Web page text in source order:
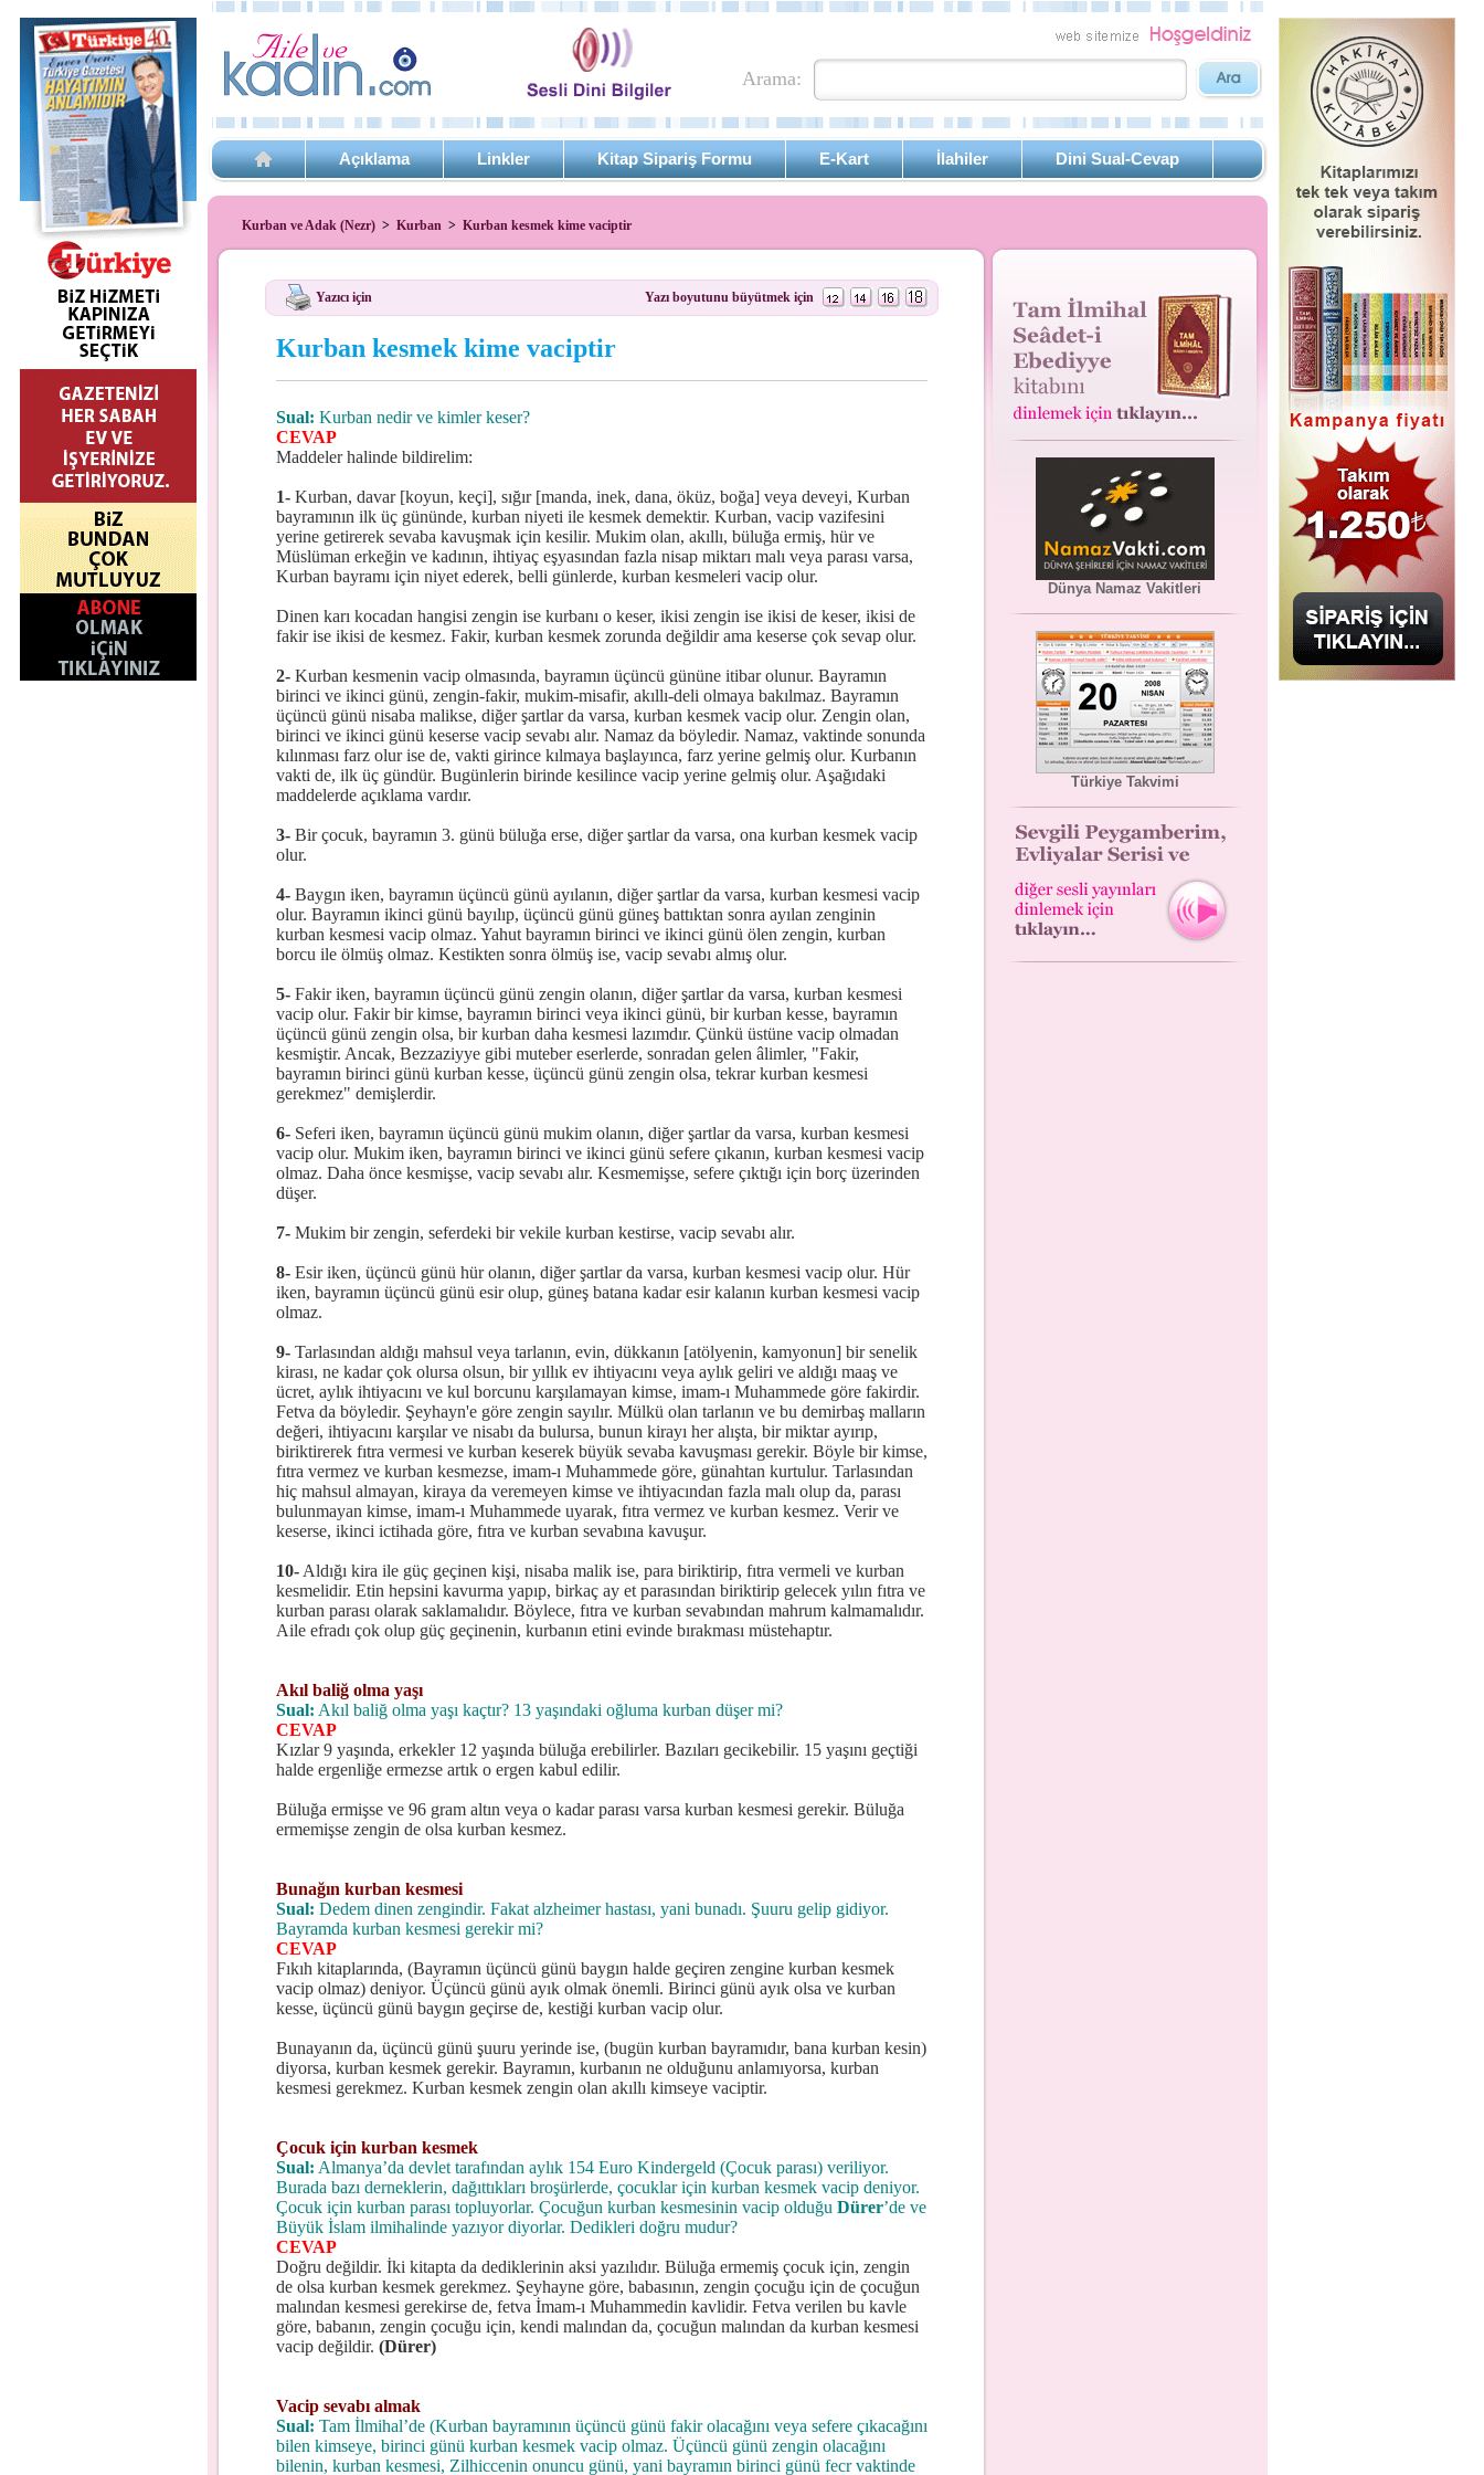
Arama:
Açıklama Linkler Kitap Sipariş Formu E-Kart İlahiler Dini Sual-Cevap
Kurban ve Adak (Nezr) > Kurban > Kurban kesmek kime vaciptir
Yazıcı için Yazı boyutunu büyütmek için
Kurban kesmek kime vaciptir
Sual: Kurban nedir ve kimler keser?
CEVAP
Maddeler halinde bildirelim:
1-Kurban, davar [koyun, keçi], sığır [manda, inek, dana, öküz, boğa] veya deveyi, Kurban
bayramının ilk üç gününde, kurban niyeti ile kesmek demektir. Kurban, vacip vazifesini
yerine getirerek sevaba kavuşmak için kesilir. Mukim olan, akıllı, büluğa ermiş, hür ve
Müslüman erkeğin ve kadının, ihtiyaç eşyasından fazla nisap miktarı malı veya parası varsa,
Kurban bayramı için niyet ederek, belli günlerde, kurban kesmeleri vacip olur.
Dinen karı kocadan hangisi zengin ise kurbanı o keser, ikisi zengin ise ikisi de keser, ikisi de
fakir ise ikisi de kesmez. Fakir, kurban kesmek zorunda değildir ama keserse çok sevap olur.
2-Kurban kesmenin vacip olmasında, bayramın üçüncü gününe itibar olunur. Bayramın
birinci ve ikinci günü, zengin-fakir, mukim-misafir, akıllı-deli olmaya bakılmaz. Bayramın
üçüncü günü nisaba malikse, diğer şartlar da varsa, kurban kesmek vacip olur. Zengin olan,
birinci ve ikinci günü keserse vacip sevabı alır. Namaz da böyledir. Namaz, vaktinde sonunda
kılınması farz olur ise de, vakti girince kılmaya başlayınca, farz yerine gelmiş olur. Kurbanın
vakti de, ilk üç gündür. Bugünlerin birinde kesilince vacip yerine gelmiş olur. Aşağıdaki
maddelerde açıklama vardır.
3-Bir çocuk, bayramın 3. günü büluğa erse, diğer şartlar da varsa, ona kurban kesmek vacip
olur.
4-Baygın iken, bayramın üçüncü günü ayılanın, diğer şartlar da varsa, kurban kesmesi vacip
olur. Bayramın ikinci günü bayılıp, üçüncü günü güneş battıktan sonra ayılan zenginin
kurban kesmesi vacip olmaz. Yahut bayramın birinci ve ikinci günü ölen zengin, kurban
borcu ile ölmüş olmaz. Kestikten sonra ölmüş ise, vacip sevabı almış olur.
5-Fakir iken, bayramın üçüncü günü zengin olanın, diğer şartlar da varsa, kurban kesmesi
vacip olur. Fakir bir kimse, bayramın birinci veya ikinci günü, bir kurban kesse, bayramın
üçüncü günü zengin olsa, bir kurban daha kesmesi lazımdır. Çünkü üstüne vacip olmadan
kesmiştir. Ancak, Bezzaziyye gibi muteber eserlerde, sonradan gelen âlimler, "Fakir,
bayramın birinci günü kurban kesse, üçüncü günü zengin olsa, tekrar kurban kesmesi
gerekmez" demişlerdir.
6-Seferi iken, bayramın üçüncü günü mukim olanın, diğer şartlar da varsa, kurban kesmesi
vacip olur. Mukim iken, bayramın birinci ve ikinci günü sefere çıkanın, kurban kesmesi vacip
olmaz. Daha önce kesmişse, vacip sevabı alır. Kesmemişse, sefere çıktığı için borç üzerinden
düşer.
7-Mukim bir zengin, seferdeki bir vekile kurban kestirse, vacip sevabı alır.
8-Esir iken, üçüncü günü hür olanın, diğer şartlar da varsa, kurban kesmesi vacip olur. Hür
iken, bayramın üçüncü günü esir olup, güneş batana kadar esir kalanın kurban kesmesi vacip
olmaz.
9-Tarlasından aldığı mahsul veya tarlanın, evin, dükkanın [atölyenin, kamyonun] bir senelik
kirası, ne kadar çok olursa olsun, bir yıllık ev ihtiyacını veya aylık geliri ve aldığı maaş ve
ücret, aylık ihtiyacını ve kul borcunu karşılamayan kimse, imam-ı Muhammede göre fakirdir.
Fetva da böyledir. Şeyhayn'e göre zengin sayılır. Mülkü olan tarlanın ve bu demirbaş malların
değeri, ihtiyacını karşılar ve nisabı da bulursa, bunun kirayı her alışta, bir miktar ayırıp,
biriktirerek fıtra vermesi ve kurban keserek büyük sevaba kavuşması gerekir. Böyle bir kimse,
fıtra vermez ve kurban kesmezse, imam-ı Muhammede göre, günahtan kurtulur. Tarlasından
hiç mahsul almayan, kiraya da veremeyen kimse ve ihtiyacından fazla malı olup da, parası
bulunmayan kimse, imam-ı Muhammede uyarak, fıtra vermez ve kurban kesmez. Verir ve
keserse, ikinci ictihada göre, fıtra ve kurban sevabına kavuşur.
10-Aldığı kira ile güç geçinen kişi, nisaba malik ise, para biriktirip, fıtra vermeli ve kurban
kesmelidir. Etin hepsini kavurma yapıp, birkaç ay et parasından biriktirip gelecek yılın fıtra ve
kurban parası olarak saklamalıdır. Böylece, fıtra ve kurban sevabından mahrum kalmamalıdır.
Aile efradı çok olup güç geçinenin, kurbanın etini evinde bırakması müstehaptır.
Akıl baliğ olma yaşı
Sual: Akıl baliğ olma yaşı kaçtır? 13 yaşındaki oğluma kurban düşer mi?
CEVAP
Kızlar 9 yaşında, erkekler 12 yaşında büluğa erebilirler. Bazıları gecikebilir. 15 yaşını geçtiği
halde ergenliğe ermezse artık o ergen kabul edilir.
Büluğa ermişse ve 96 gram altın veya o kadar parası varsa kurban kesmesi gerekir. Büluğa
ermemişse zengin de olsa kurban kesmez.
Bunağın kurban kesmesi
Sual: Dedem dinen zengindir. Fakat alzheimer hastası, yani bunadı. Şuuru gelip gidiyor.
Bayramda kurban kesmesi gerekir mi?
CEVAP
Fıkıh kitaplarında, (Bayramın üçüncü günü baygın halde geçiren zengine kurban kesmek
vacip olmaz) deniyor. Üçüncü günü ayık olmak önemli. Birinci günü ayık olsa ve kurban
kesse, üçüncü günü baygın geçirse de, kestiği kurban vacip olur.
Bunayanın da, üçüncü günü şuuru yerinde ise, (bugün kurban bayramıdır, bana kurban kesin)
diyorsa, kurban kesmek gerekir. Bayramın, kurbanın ne olduğunu anlamıyorsa, kurban
kesmesi gerekmez. Kurban kesmek zengin olan akıllı kimseye vaciptir.
Çocuk için kurban kesmek
Sual: Almanya’da devlet tarafından aylık 154 Euro Kindergeld (Çocuk parası) veriliyor.
Burada bazı derneklerin, dağıttıkları broşürlerde, çocuklar için kurban kesmek vacip deniyor.
Çocuk için kurban parası topluyorlar. Çocuğun kurban kesmesinin vacip olduğu Dürer’de ve
Büyük İslam ilmihalinde yazıyor diyorlar. Dedikleri doğru mudur?
CEVAP
Doğru değildir. İki kitapta da dediklerinin aksi yazılıdır. Büluğa ermemiş çocuk için, zengin
de olsa kurban kesmek gerekmez. Şeyhayne göre, babasının, zengin çocuğu için de çocuğun
malından kesmesi gerekirse de, fetva İmam-ı Muhammedin kavlidir. Fetva verilen bu kavle
göre, babanın, zengin çocuğu için, kendi malından da, çocuğun malından da kurban kesmesi
vacip değildir. (Dürer)
Vacip sevabı almak
Sual: Tam İlmihal’de (Kurban bayramının üçüncü günü fakir olacağını veya sefere çıkacağını
bilen kimseye, birinci günü kurban kesmek vacip olmaz. Üçüncü günü zengin olacağını
bilenin, kurban kesmesi, Zilhiccenin onuncu günü, yani bayramın birinci günü fecr vaktinde
Dünya Namaz Vakitleri
Türkiye Takvimi